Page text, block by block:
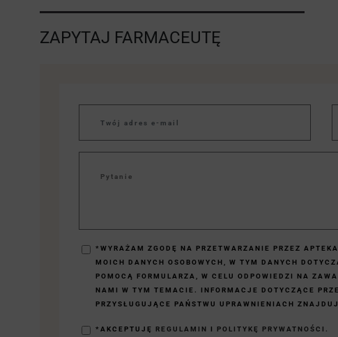
ZAPYTAJ FARMACEUTĘ
*WYRAŻAM ZGODĘ NA PRZETWARZANIE PRZEZ
MOICH DANYCH OSOBOWYCH, W TYM DANYCH
POMOCĄ FORMULARZA, W CELU ODPOWIEDZI NA
NAMI W TYM TEMACIE. INFORMACJE DOTYCZĄCE
PRZYSŁUGUJĄCE PAŃSTWU UPRAWNIENIACH
*AKCEPTUJĘ REGULAMIN I POLITYKĘ PRYWATNOŚCI.